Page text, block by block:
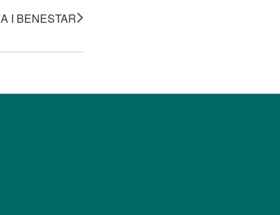
I BENESTAR